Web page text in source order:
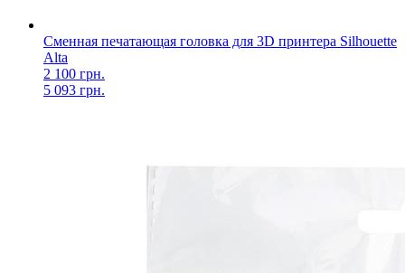
Сменная печатающая головка для 3D принтера Silhouette
Alta
2 100 грн.
5 093 грн.